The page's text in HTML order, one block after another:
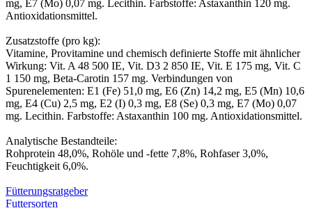
mg, E7 (Mo) 0,07 mg. Lecithin. Farbstoffe: Astaxanthin 120 mg.
Antioxidationsmittel.
Zusatzstoffe (pro kg):
Vitamine, Provitamine und chemisch definierte Stoffe mit ähnlicher
Wirkung: Vit. A 48 500 IE, Vit. D3 2 850 IE, Vit. E 175 mg, Vit. C
1 150 mg, Beta-Carotin 157 mg. Verbindungen von
Spurenelementen: E1 (Fe) 51,0 mg, E6 (Zn) 14,2 mg, E5 (Mn) 10,6
mg, E4 (Cu) 2,5 mg, E2 (I) 0,3 mg, E8 (Se) 0,3 mg, E7 (Mo) 0,07
mg. Lecithin. Farbstoffe: Astaxanthin 100 mg. Antioxidationsmittel.
Analytische Bestandteile:
Rohprotein 48,0%, Rohöle und -fette 7,8%, Rohfaser 3,0%,
Feuchtigkeit 6,0%.
Fütterungsratgeber
Futtersorten